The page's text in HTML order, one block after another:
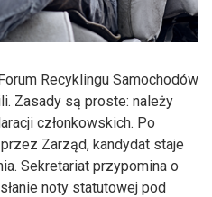
Recyklingu Samochodów
Zasady są proste: należy
członkowskich. Po
Zarząd, kandydat staje
Sekretariat przypomina o
noty statutowej pod